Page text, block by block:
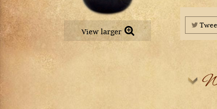
Petit Chablis
Pommard
Pouilly-Fuissé
Pouilly-Loché
Châteauneuf-du-pape
Chevalier-Montrachet
Chianti Classico
Chignin-Bergeron
View larger